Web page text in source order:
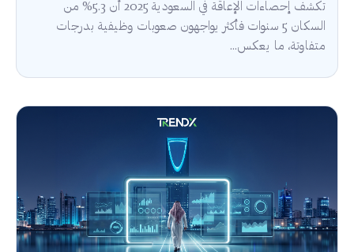
تكشف إحصاءات الإعاقة في السعودية 2025 أن 5.3% من
السكان 5 سنوات فأكثر يواجهون صعوبات وظيفية بدرجات
متفاوتة، ما يعكس...